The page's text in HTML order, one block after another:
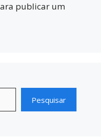
publicar um
Pesquisar